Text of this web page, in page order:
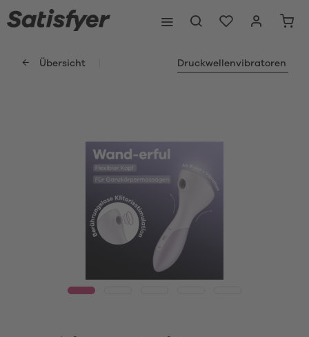
Übersicht Druckwellenvibratoren